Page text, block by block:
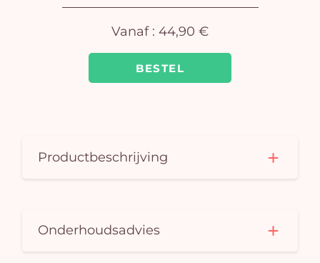
BESTEL
Vanaf : 44,90 €
Productbeschrijving
Onderhoudsadvies